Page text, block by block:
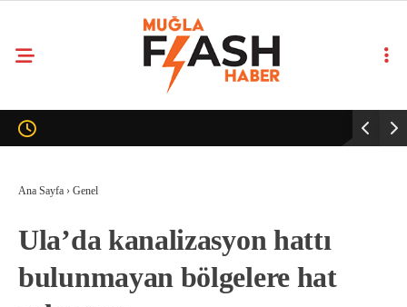
Ana Sayfa › Genel
Ula’da kanalizasyon hattı
bulunmayan bölgelere hat